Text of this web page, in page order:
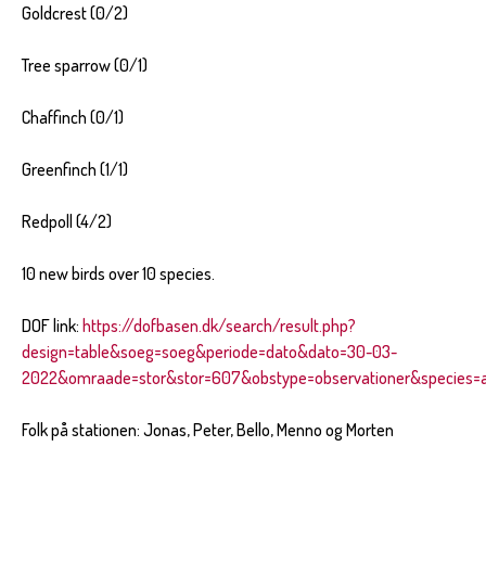
Goldcrest (0/2)
Tree sparrow (0/1)
Chaffinch (0/1)
Greenfinch (1/1)
Redpoll (4/2)
10 new birds over 10 species.
DOF link: https://dofbasen.dk/search/result.php?
design=table&soeg=soeg&periode=dato&dato=30-03-
Folk på stationen: Jonas, Peter, Bello, Menno og Morten